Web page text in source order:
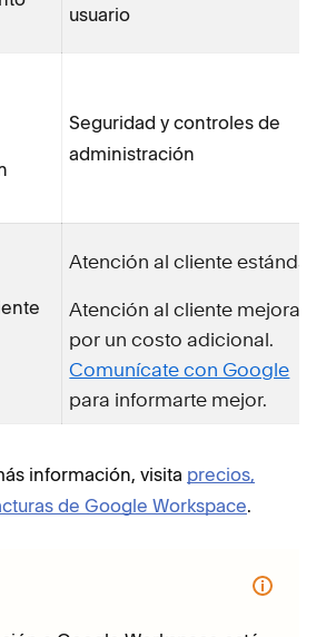
usuario
Seguridad y controles de
administración
Atención al cliente estándar
Atención al cliente mejorada
por un costo adicional.
Comunícate con Google
para informarte mejor.
información, visita precios,
de Google Workspace.